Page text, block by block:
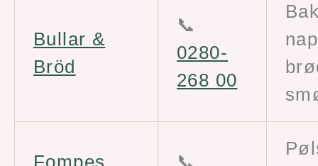
Bullar &
Bröd
📞
0280-
268 00